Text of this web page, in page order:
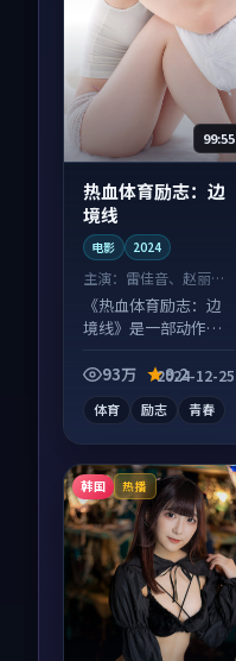
99:55
热血体育励志：边
境线
电影 2024
主演： 雷佳音、赵丽颖
等
《热血体育励志：边
境线》是一部动作向
并行，细节值得二刷
93万 9.2
2024-12-25
体育 励志 青春
韩国 热播